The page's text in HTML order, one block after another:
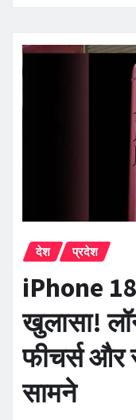
देश प्रदेश
iPhone
खुलासा!
फीचर्स और
सामने